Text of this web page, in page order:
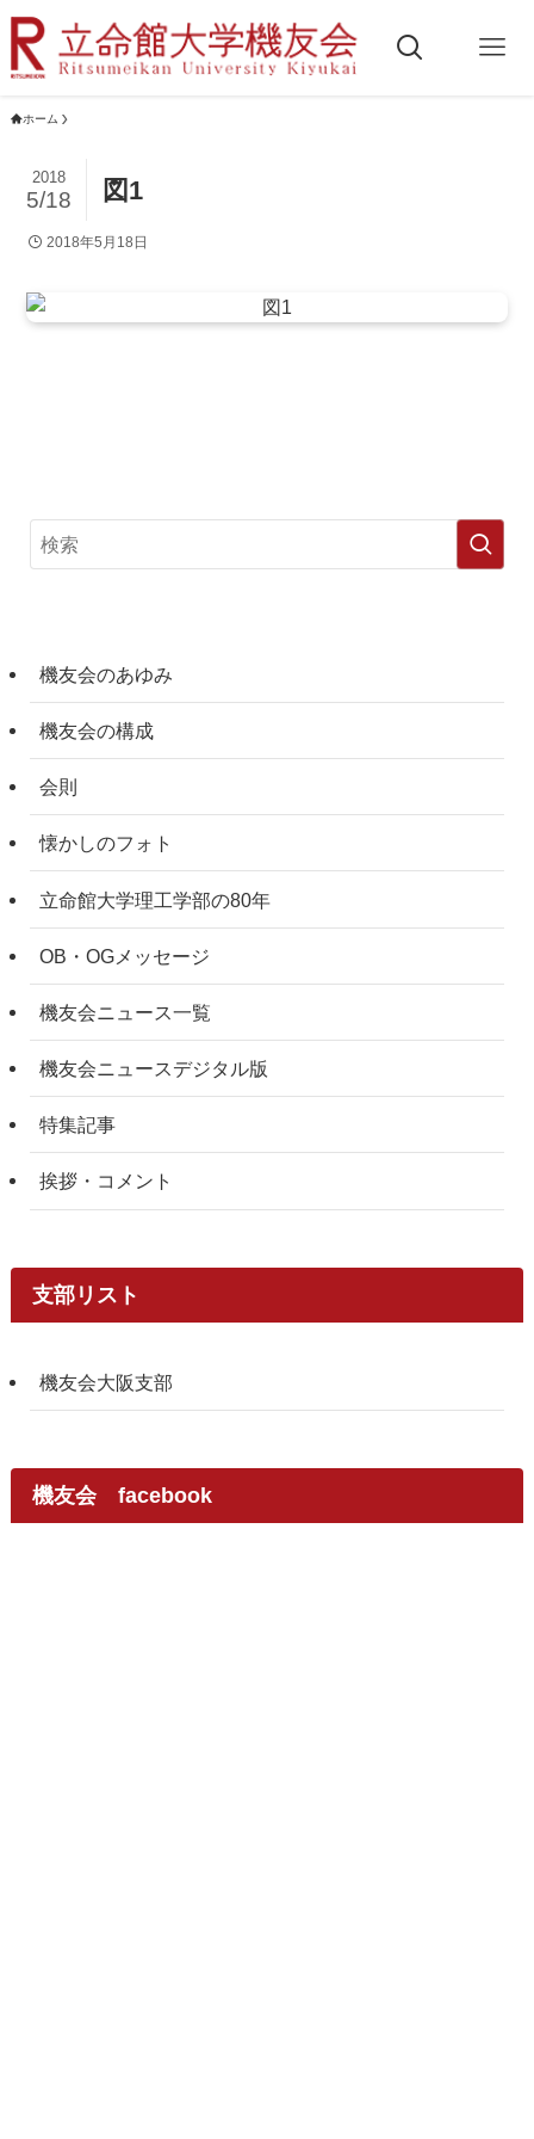
ホーム
図1
2018
5/18
2018年5月18日
機友会のあゆみ
機友会の構成
会則
懐かしのフォト
立命館大学理工学部の80年
OB・OGメッセージ
機友会ニュース一覧
機友会ニュースデジタル版
特集記事
挨拶・コメント
支部リスト
機友会大阪支部
機友会 facebook